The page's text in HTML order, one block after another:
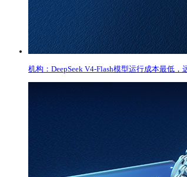
机构：DeepSeek V4-Flash模型运行成本最低，